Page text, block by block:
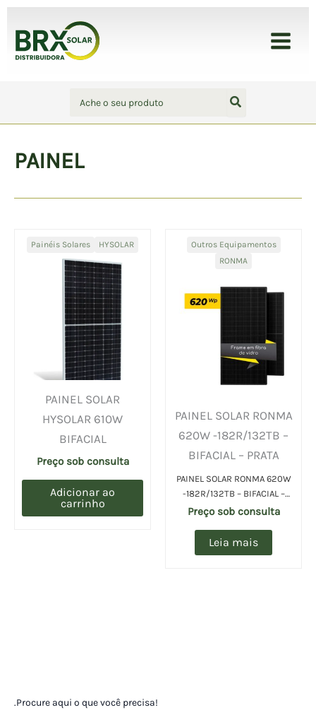
para
.Procure aqui o que você precisa!
PAINEL
Painéis Solares HYSOLAR
PAINEL SOLAR
HYSOLAR 610W
BIFACIAL
Preço sob consulta
Adicionar ao
carrinho
Outros Equipamentos
RONMA
PAINEL SOLAR RONMA
620W -182R/132TB –
BIFACIAL – PRATA
PAINEL SOLAR RONMA 620W
-182R/132TB – BIFACIAL –
PRATA (UN)
Preço sob consulta
Leia mais